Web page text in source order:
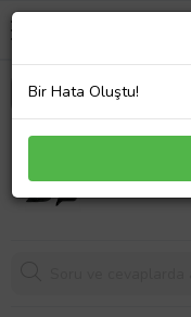
DİKİZ
2588,40 TL
Bir Hata Oluştu!